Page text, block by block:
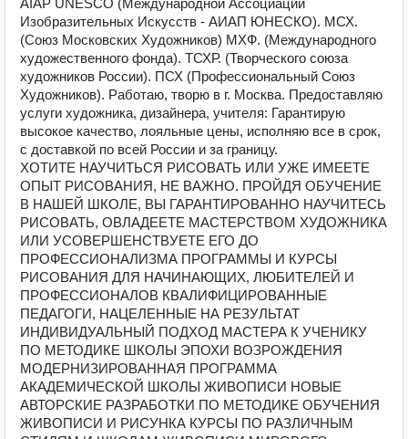
AIAP UNESCO (Международной Ассоциации
Изобразительных Искусств - АИАП ЮНЕСКО). МСХ.
(Союз Московских Художников) МХФ. (Международного
художественного фонда). ТСХР. (Творческого союза
художников России). ПСХ (Профессиональный Союз
Художников). Работаю, творю в г. Москва. Предоставляю
услуги художника, дизайнера, учителя: Гарантирую
высокое качество, лояльные цены, исполняю все в срок,
с доставкой по всей России и за границу.
ХОТИТЕ НАУЧИТЬСЯ РИСОВАТЬ ИЛИ УЖЕ ИМЕЕТЕ
ОПЫТ РИСОВАНИЯ, НЕ ВАЖНО. ПРОЙДЯ ОБУЧЕНИЕ
В НАШЕЙ ШКОЛЕ, ВЫ ГАРАНТИРОВАННО НАУЧИТЕСЬ
РИСОВАТЬ, ОВЛАДЕЕТЕ МАСТЕРСТВОМ ХУДОЖНИКА
ИЛИ УСОВЕРШЕНСТВУЕТЕ ЕГО ДО
ПРОФЕССИОНАЛИЗМА ПРОГРАММЫ И КУРСЫ
РИСОВАНИЯ ДЛЯ НАЧИНАЮЩИХ, ЛЮБИТЕЛЕЙ И
ПРОФЕССИОНАЛОВ КВАЛИФИЦИРОВАННЫЕ
ПЕДАГОГИ, НАЦЕЛЕННЫЕ НА РЕЗУЛЬТАТ
ИНДИВИДУАЛЬНЫЙ ПОДХОД МАСТЕРА К УЧЕНИКУ
ПО МЕТОДИКЕ ШКОЛЫ ЭПОХИ ВОЗРОЖДЕНИЯ
МОДЕРНИЗИРОВАННАЯ ПРОГРАММА
АКАДЕМИЧЕСКОЙ ШКОЛЫ ЖИВОПИСИ НОВЫЕ
АВТОРСКИЕ РАЗРАБОТКИ ПО МЕТОДИКЕ ОБУЧЕНИЯ
ЖИВОПИСИ И РИСУНКА КУРСЫ ПО РАЗЛИЧНЫМ